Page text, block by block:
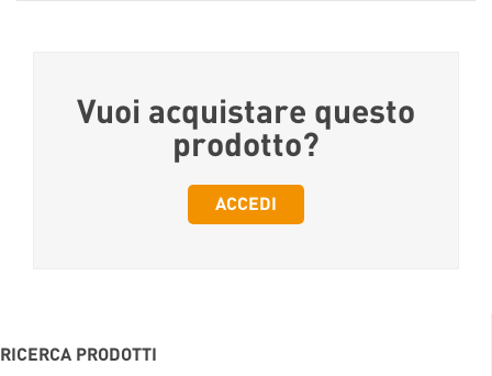
Vuoi acquistare questo
prodotto?
ACCEDI
RICERCA PRODOTTI